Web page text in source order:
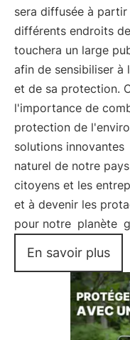
sera diffusée à
différents endroits
touchera un large
afin de sensibiliser
et de sa protection.
l'importance de
protection de
solutions innovantes
naturel de notre
citoyens et les
et à devenir les
pour notre planète
En savoir plus